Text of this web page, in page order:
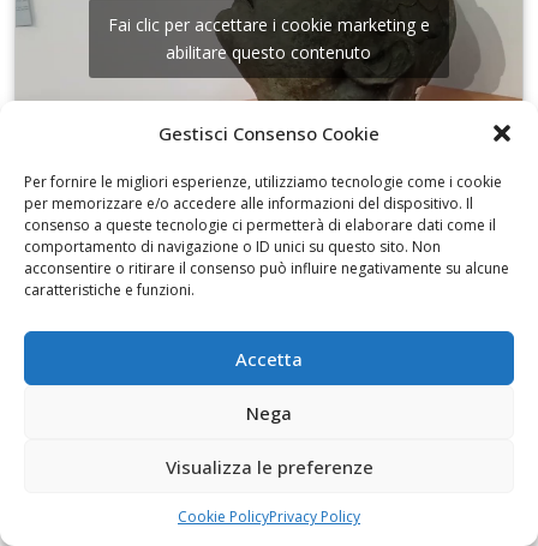
Gestisci Consenso Cookie
Per fornire le migliori esperienze, utilizziamo tecnologie come i cookie
per memorizzare e/o accedere alle informazioni del dispositivo. Il
consenso a queste tecnologie ci permetterà di elaborare dati come il
comportamento di navigazione o ID unici su questo sito. Non
acconsentire o ritirare il consenso può influire negativamente su alcune
caratteristiche e funzioni.
Accetta
Nega
Visualizza le preferenze
Cookie PolicyPrivacy Policy
Fai clic per accettare i cookie marketing e
abilitare questo contenuto
I disegni di Martinez
abilitare questo contenuto